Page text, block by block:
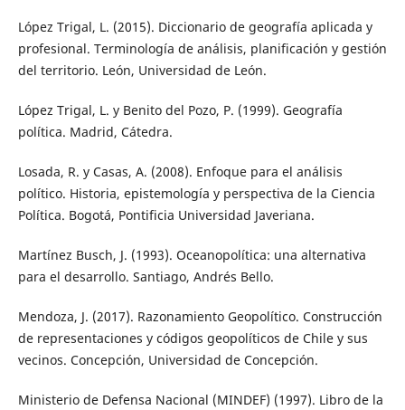
López Trigal, L. (2015). Diccionario de geografía aplicada y
profesional. Terminología de análisis, planificación y gestión
del territorio. León, Universidad de León.
López Trigal, L. y Benito del Pozo, P. (1999). Geografía
política. Madrid, Cátedra.
Losada, R. y Casas, A. (2008). Enfoque para el análisis
político. Historia, epistemología y perspectiva de la Ciencia
Política. Bogotá, Pontificia Universidad Javeriana.
Martínez Busch, J. (1993). Oceanopolítica: una alternativa
para el desarrollo. Santiago, Andrés Bello.
Mendoza, J. (2017). Razonamiento Geopolítico. Construcción
de representaciones y códigos geopolíticos de Chile y sus
vecinos. Concepción, Universidad de Concepción.
Ministerio de Defensa Nacional (MINDEF) (1997). Libro de la